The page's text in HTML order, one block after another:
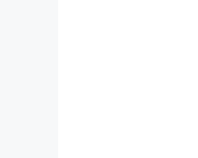
करुणा व प्रेम का